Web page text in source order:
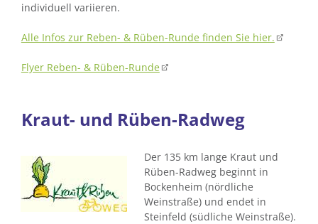
individuell variieren.
Alle Infos zur Reben- & Rüben-Runde finden Sie hier.
Flyer Reben- & Rüben-Runde
Kraut- und Rüben-Radweg
Der 135 km lange Kraut und
Rüben-Radweg beginnt in
Bockenheim (nördliche
Weinstraße) und endet in
Steinfeld (südliche Weinstraße).